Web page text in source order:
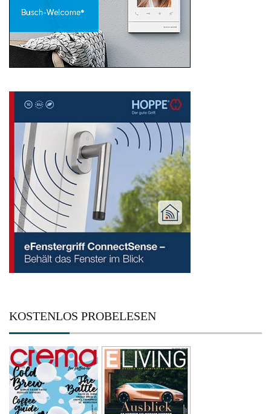
Search
for:
KOSTENLOS PROBELESEN